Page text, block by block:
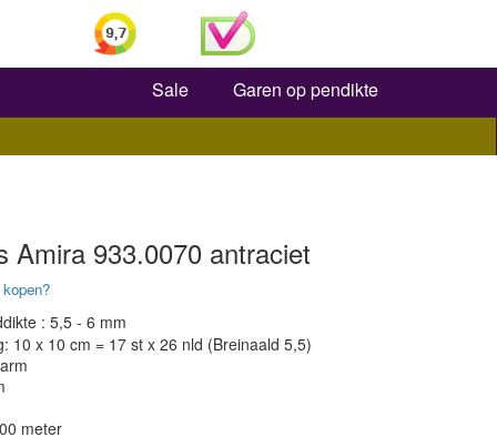
Zoeken
Sale Garen op pendikte
Amira 933.0070 antraciet
: 5,5 - 6 mm
10 x 10 cm = 17 st x 26 nld (Breinaald 5,5)
meter